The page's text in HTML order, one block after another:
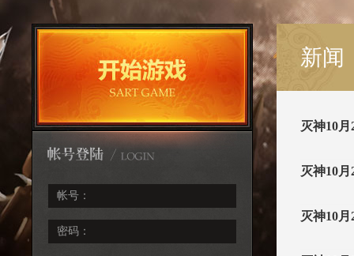
帐号：
密码：
新闻
灭神10
灭神10
灭神10